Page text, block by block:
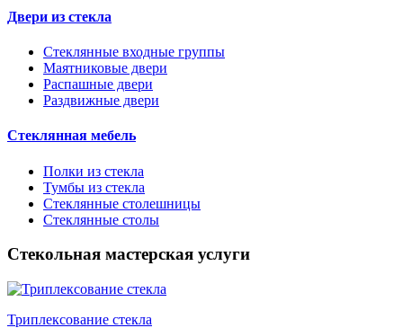
Двери из стекла
Стеклянные входные группы
Маятниковые двери
Распашные двери
Раздвижные двери
Стеклянная мебель
Полки из стекла
Тумбы из стекла
Стеклянные столешницы
Стеклянные столы
Стекольная мастерская услуги
Триплексование стекла